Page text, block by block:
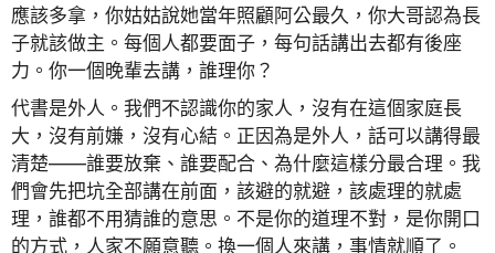
應該多拿，你姑姑說她當年照顧阿公最久，你大哥認為長
子就該做主。每個人都要面子，每句話講出去都有後座
力。你一個晚輩去講，誰理你？
代書是外人。我們不認識你的家人，沒有在這個家庭長
大，沒有前嫌，沒有心結。正因為是外人，話可以講得最
清楚——誰要放棄、誰要配合、為什麼這樣分最合理。我
們會先把坑全部講在前面，該避的就避，該處理的就處
理，誰都不用猜誰的意思。不是你的道理不對，是你開口
的方式，人家不願意聽。換一個人來講，事情就順了。